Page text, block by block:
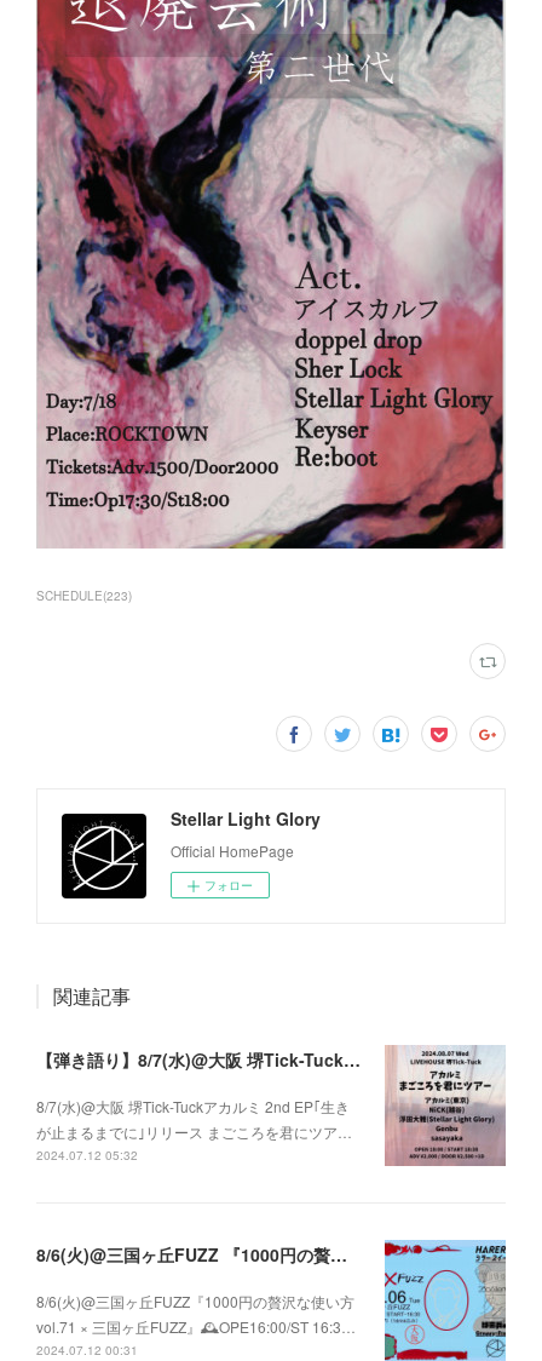
SCHEDULE(223)
Stellar Light Glory
Official HomePage
フォロー
関連記事
【弾き語り】8/7(水)@大阪 堺Tick-Tuck アカルミ 2nd EP｢生きが止まるまでに｣ リリース まごころを君にツアー
8/7(水)@大阪 堺Tick-Tuckアカルミ 2nd EP｢生き
が止まるまでに｣リリース まごころを君にツア…
2024.07.12 05:32
8/6(火)@三国ヶ丘FUZZ 『1000円の贅沢な使い方 vol.71 × 三国ヶ丘FUZZ』
8/6(火)@三国ヶ丘FUZZ『1000円の贅沢な使い方
vol.71 × 三国ヶ丘FUZZ』🕰️OPE16:00/ST 16:3…
2024.07.12 00:31